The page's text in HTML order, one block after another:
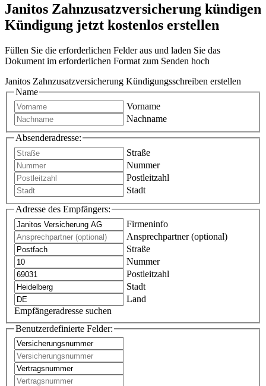
Janitos Zahnzusatzversicherung kündigen
Kündigung jetzt kostenlos erstellen
Füllen Sie die erforderlichen Felder aus und laden Sie das
Dokument im erforderlichen Format zum Senden hoch
Janitos Zahnzusatzversicherung Kündigungsschreiben erstellen
Name
Vorname
Nachname
Absenderadresse:
Straße
Nummer
Postleitzahl
Stadt
Adresse des Empfängers:
Firmeninfo
Ansprechpartner (optional)
Straße
Nummer
Postleitzahl
Stadt
Land
Empfängeradresse suchen
Benutzerdefinierte Felder: